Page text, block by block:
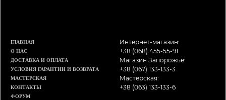
ГЛАВНАЯ
О НАС
ДОСТАВКА И ОПЛАТА
УСЛОВИЯ ГАРАНТИИ И ВОЗВРАТА
МАСТЕРСКАЯ
КОНТАКТЫ
ФОРУМ
Интернет-магазин:
+38 (068) 455-55-91
Магазин Запорожье:
+38 (067) 133-133-3
Мастерская:
+38 (063) 133-133-6